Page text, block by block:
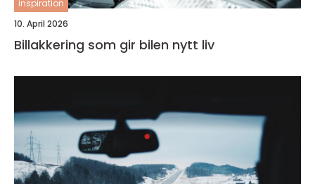
inspiration
10. April 2026
Billakkering som gir bilen nytt liv